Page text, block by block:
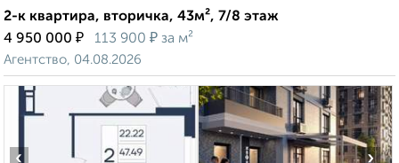
2-к квартира, вторичка, 43м², 7/8 этаж
4 950 000 ₽ 113 900 ₽ за м²
Агентство, 04.08.2026
‹ ›